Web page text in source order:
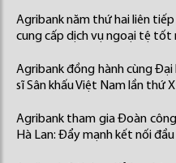
Agribank năm thứ hai liên
cung cấp dịch vụ ngoại tệ tốt
Agribank đồng hành cùng
sĩ Sân khấu Việt Nam lần thứ X
Agribank tham gia Đoàn
Hà Lan: Đẩy mạnh kết nối